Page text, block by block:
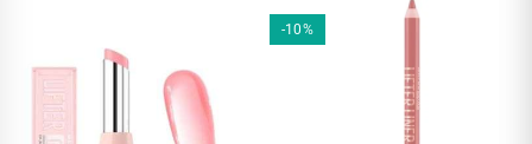
-10%